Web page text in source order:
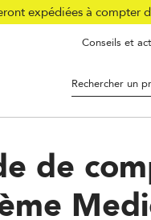
expédiées à
Conseils et
de